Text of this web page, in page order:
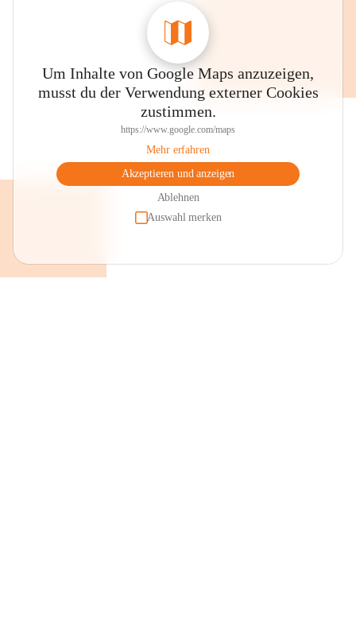
Um Inhalte von Google Maps anzuzeigen,
musst du der Verwendung externer Cookies
zustimmen.
https://www.google.com/maps
Mehr erfahren
Akzeptieren und anzeigen
Ablehnen
Auswahl merken